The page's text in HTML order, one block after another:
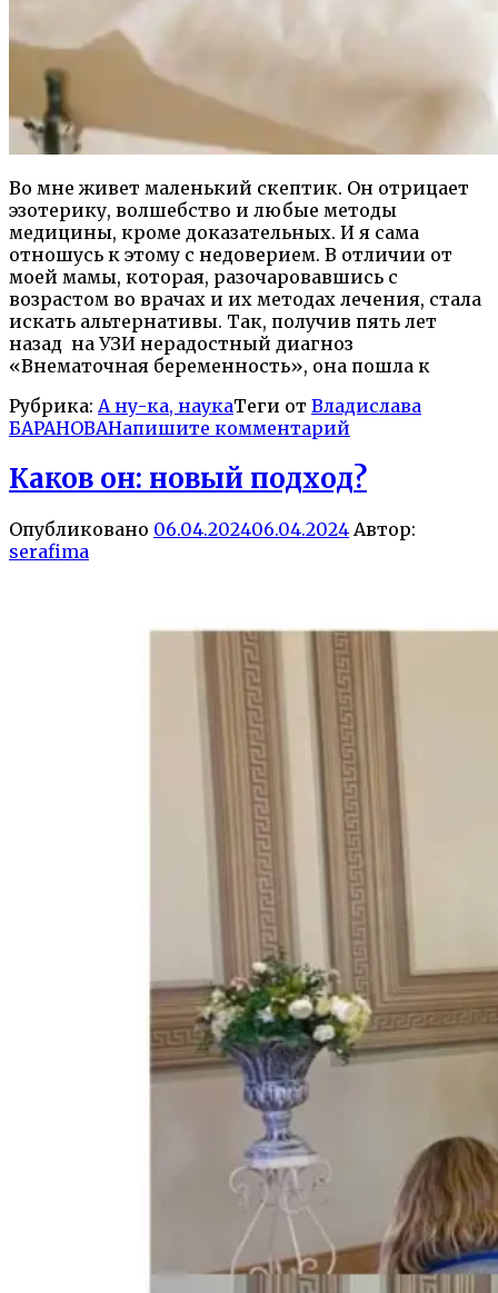
Во мне живет маленький скептик. Он отрицает
эзотерику, волшебство и любые методы
медицины, кроме доказательных. И я сама
отношусь к этому с недоверием. В отличии от
моей мамы, которая, разочаровавшись с
возрастом во врачах и их методах лечения, стала
искать альтернативы. Так, получив пять лет
назад на УЗИ нерадостный диагноз
«Внематочная беременность», она пошла к
Рубрика: А ну-ка, наукаТеги от Владислава
БАРАНОВАНапишите комментарий
Каков он: новый подход?
Опубликовано 06.04.202406.04.2024 Автор:
serafima